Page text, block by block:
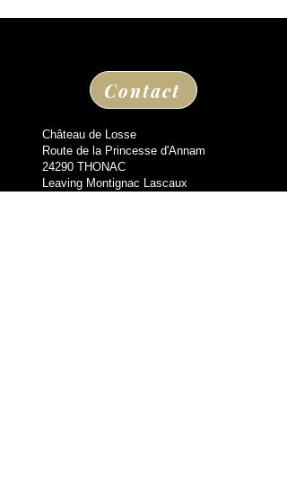
Contact
Château de Losse
Route de la Princesse d'Annam
24290 THONAC
Leaving Montignac Lascaux